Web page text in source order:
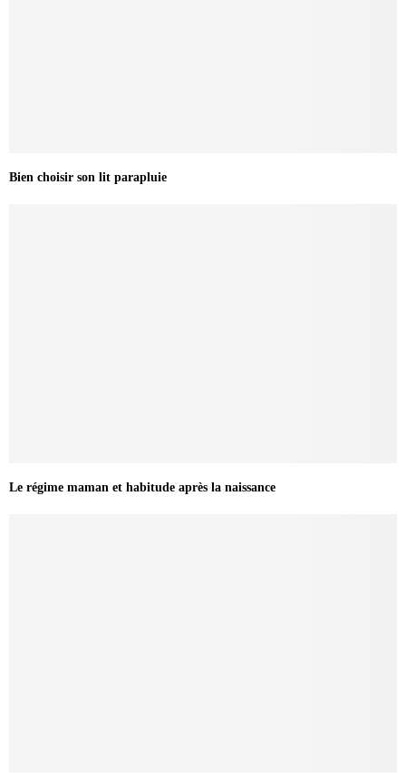
Bien choisir son lit parapluie
Le régime maman et habitude après la naissance